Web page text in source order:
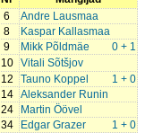
6
Andre Lausmaa
8
Kaspar Kallasmaa
9
0 + 1
Mikk Põldmäe
10
Vitali Sõtšjov
12
1 + 0
Tauno Koppel
14
Aleksander Runin
24
Martin Öövel
34
1 + 0
Edgar Grazer